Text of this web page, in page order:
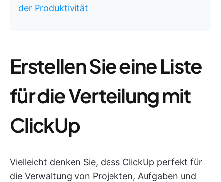
der Produktivität
Erstellen Sie eine Liste
für die Verteilung mit
ClickUp
Vielleicht denken Sie, dass ClickUp perfekt für
die Verwaltung von Projekten, Aufgaben und